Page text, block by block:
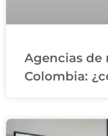
Agencias
Colombia: